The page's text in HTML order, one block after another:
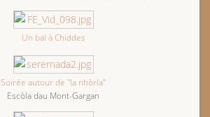
Un bal à Chiddes
Soirée autour de "la nhòrla"
Escòla dau Mont-Gargan